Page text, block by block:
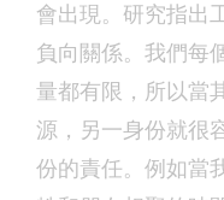
會出現。研究指出
負向關係。我們每
量都有限，所以當
源，另一身份就很
份的責任。例如當